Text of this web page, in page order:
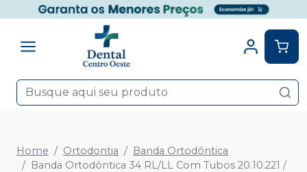
Home Ortodontia
Banda Ortodôntica
Banda Ortodôntica 34 RL/LL Com Tubos 20.10.221 /